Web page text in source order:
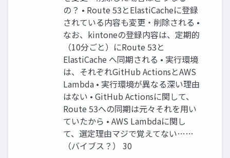
の？ • Route 53とElastiCacheに登録
されている内容も変更・削除される •
なお、kintoneの登録内容は、定期的
（10分ごと）にRoute 53と
ElastiCache へ同期される • 実行環境
は、それぞれGitHub ActionsとAWS
Lambda • 実行環境が異なる深い理由
はない • GitHub Actionsに関して、
Route 53への同期は元々それを用い
ていたから • AWS Lambdaに関し
て、選定理由マジで覚えてない……
（バイブス？） 30